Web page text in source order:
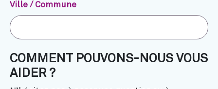
Ville / Commune
COMMENT POUVONS-NOUS VOUS
AIDER ?